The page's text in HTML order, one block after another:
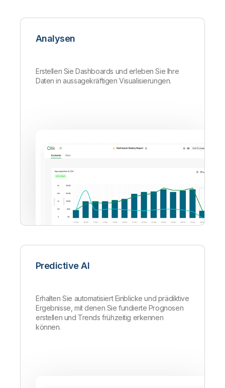
Analysen
Erstellen Sie Dashboards und erleben Sie Ihre
Daten in aussagekräftigen Visualisierungen.
Predictive AI
Erhalten Sie automatisiert Einblicke und prädiktive
Ergebnisse, mit denen Sie fundierte Prognosen
erstellen und Trends frühzeitig erkennen
können.